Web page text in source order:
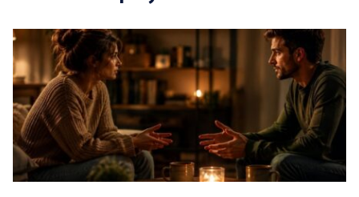
W
ROKU?”